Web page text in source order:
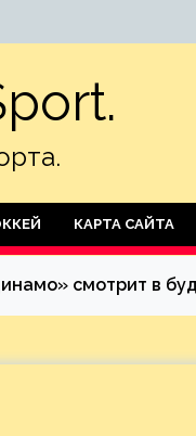
КАРТА САЙТА
смотрит в